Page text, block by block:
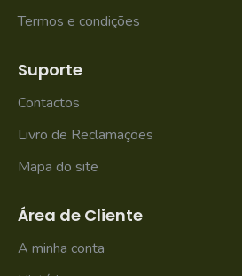
Termos e condições
Suporte
Contactos
Livro de Reclamações
Mapa do site
Área de Cliente
A minha conta